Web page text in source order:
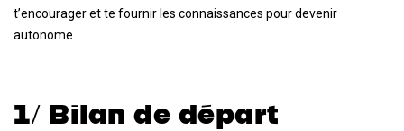
t’encourager et te fournir les connaissances pour devenir
autonome.
1/ Bilan de départ